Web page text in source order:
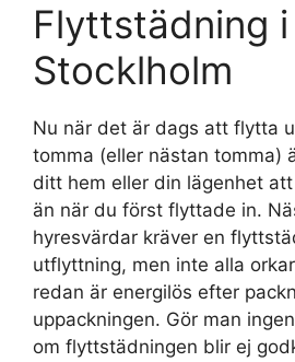
Flyttstädning i
Stocklholm
Nu när det är dags att flytta
tomma (eller nästan tomma)
ditt hem eller din lägenhet
än när du först flyttade in.
hyresvärdar kräver en
utflyttning, men inte alla
redan är energilös efter
uppackningen. Gör man
om flyttstädningen blir ej